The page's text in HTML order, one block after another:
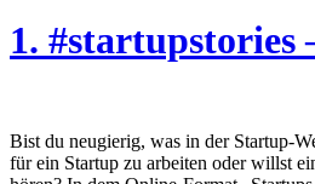
1.
Bist du neugierig, was in der Startup-
für ein Startup zu arbeiten oder willst